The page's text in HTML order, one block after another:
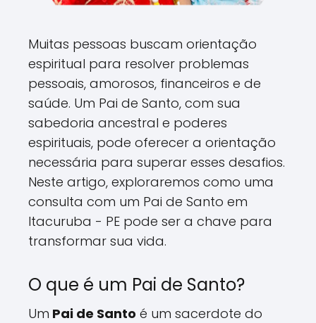
Muitas pessoas buscam orientação
espiritual para resolver problemas
pessoais, amorosos, financeiros e de
saúde. Um Pai de Santo, com sua
sabedoria ancestral e poderes
espirituais, pode oferecer a orientação
necessária para superar esses desafios.
Neste artigo, exploraremos como uma
consulta com um Pai de Santo em
Itacuruba - PE pode ser a chave para
transformar sua vida.
O que é um Pai de Santo?
Um Pai de Santo é um sacerdote do